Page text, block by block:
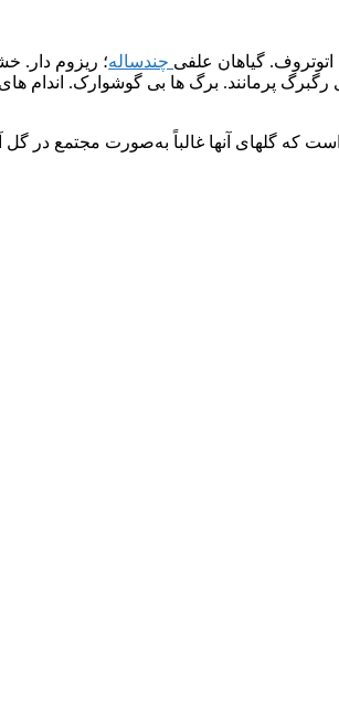
اتوتروف. گیاهان علفی چندساله؛ ریزوم دار.
رگبرگ پرمانند. برگ ها بی گوشوارک.
که گلهای آنها غالباً به‌صورت مجتمع در گل